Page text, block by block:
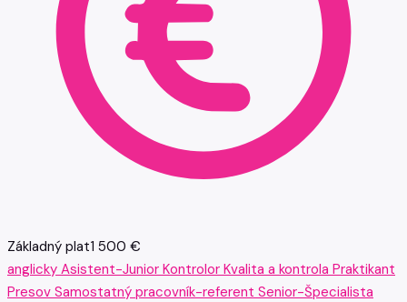
Základný plat1 500 €
anglicky Asistent-Junior Kontrolor Kvalita a kontrola Praktikant
Presov Samostatný pracovník-referent Senior-Špecialista